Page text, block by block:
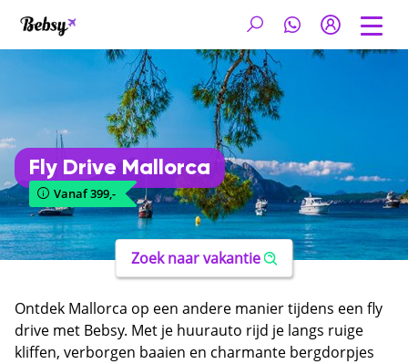
Fly Drive Mallorca
Vanaf 399,-
Zoek naar vakantie
Ontdek Mallorca op een andere manier tijdens een fly
drive met Bebsy. Met je huurauto rijd je langs ruige
kliffen, verborgen baaien en charmante bergdorpjes